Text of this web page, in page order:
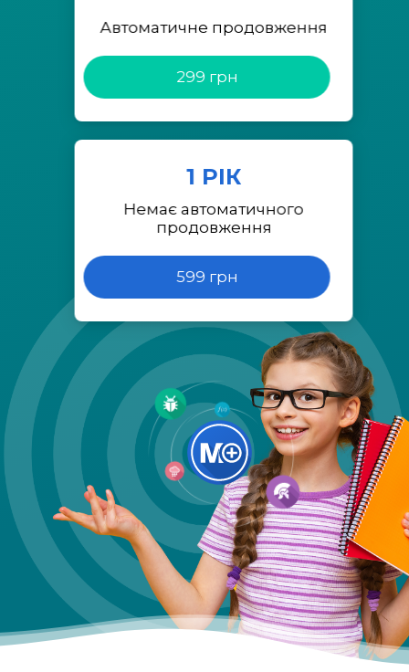
Автоматичне продовження
299 грн
1 РІК
Немає автоматичного
продовження
599 грн